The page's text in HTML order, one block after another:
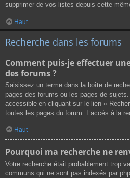
supprimer de vos listes depuis cette
Haut
Recherche dans les forums
Comment puis-je effectuer
des forums ?
Saisissez un terme dans la boîte de
pages des forums ou les pages de
accessible en cliquant sur le lien «
toutes les pages du forum. L’accès à la
Haut
Pourquoi ma recherche ne
Votre recherche était probablement trop
communs qui ne sont pas indexés par